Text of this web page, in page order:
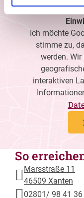
Ich möchte
stimme zu,
werden.
interaktiven
So
Marsstraße 11
46509 Xanten
02801/ 98 41 36